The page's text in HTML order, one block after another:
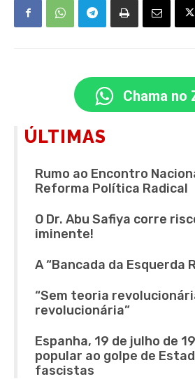
Chama no
ÚLTIMAS
Rumo ao Encontro
Reforma Política Radical
O Dr. Abu Safiya corre
iminente!
A “Bancada da Esquerda
“Sem teoria
revolucionária”
Espanha, 19 de julho de
popular ao golpe de
fascistas